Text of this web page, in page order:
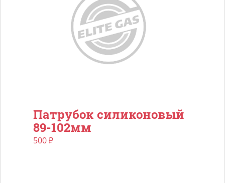
Патрубок силиконовый
89-102мм
500₽